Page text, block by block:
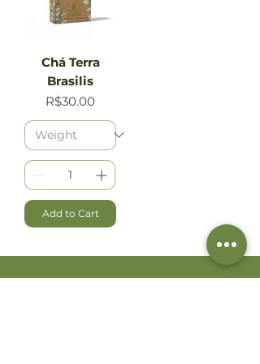
Chá Terra
Brasilis
Price
R$30.00
Add to Cart